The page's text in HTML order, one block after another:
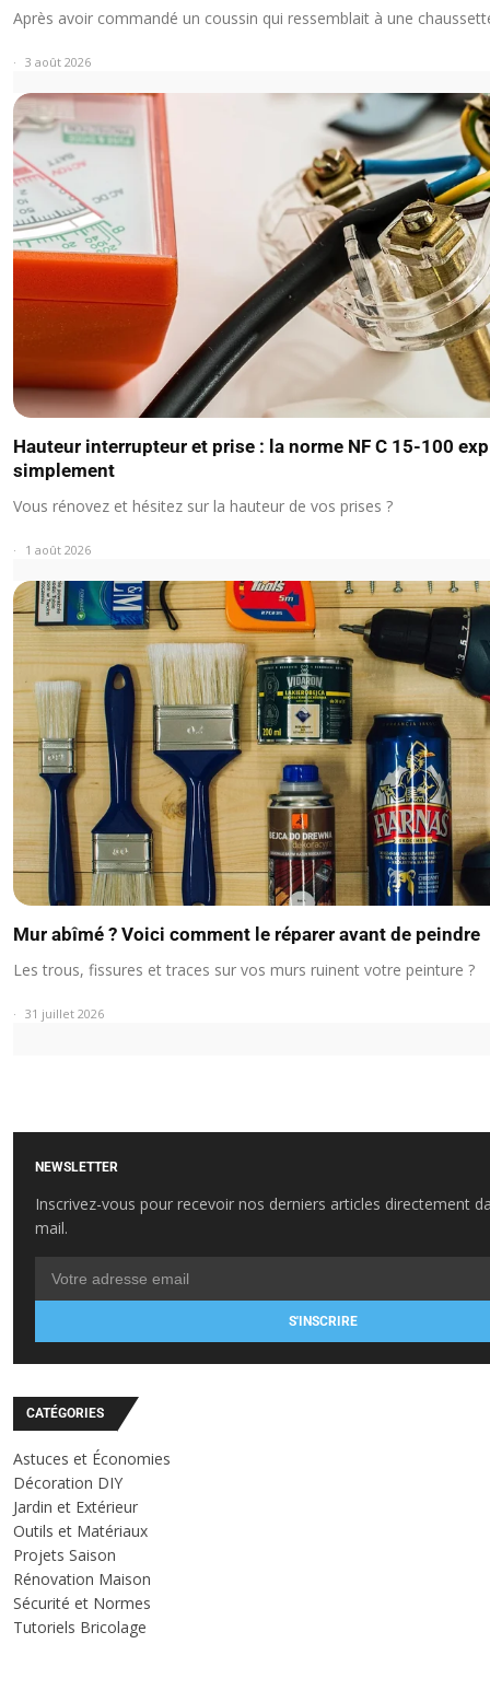
Après avoir commandé un coussin qui ressemblait à une
3 août 2026
Hauteur interrupteur et prise : la norme NF C 15-100
simplement
Vous rénovez et hésitez sur la hauteur de vos prises ?
1 août 2026
Mur abîmé ? Voici comment le réparer avant de peindre
Les trous, fissures et traces sur vos murs ruinent votre peinture ?
31 juillet 2026
NEWSLETTER
Inscrivez-vous pour recevoir nos derniers articles directement
mail.
S'INSCRIRE
CATÉGORIES
Astuces et Économies
Décoration DIY
Jardin et Extérieur
Outils et Matériaux
Projets Saison
Rénovation Maison
Sécurité et Normes
Tutoriels Bricolage